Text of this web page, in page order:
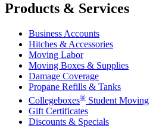
Products & Services
Business Accounts
Hitches & Accessories
Moving Labor
Moving Boxes & Supplies
Damage Coverage
Propane Refills & Tanks
Collegeboxes® Student Moving
Gift Certificates
Discounts & Specials